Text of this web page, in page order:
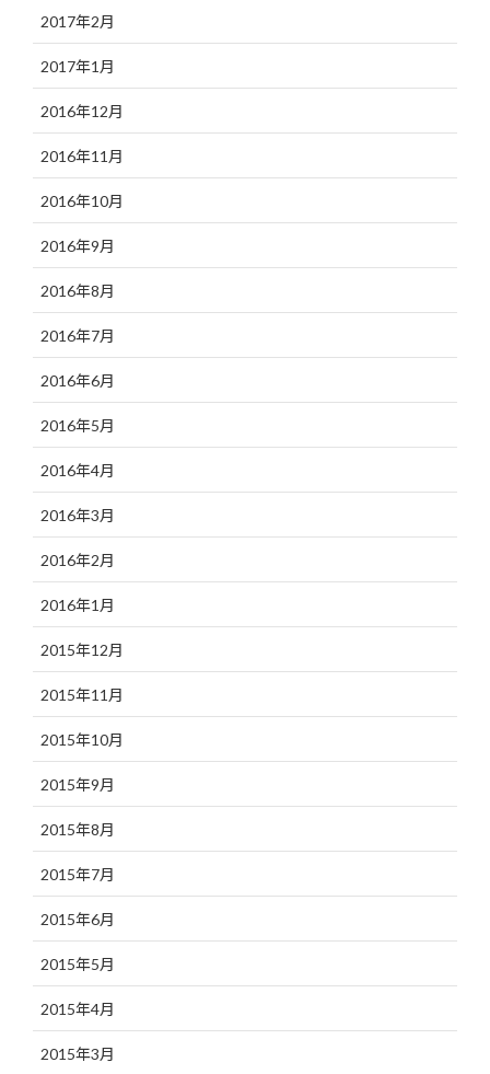
2017年2月
2017年1月
2016年12月
2016年11月
2016年10月
2016年9月
2016年8月
2016年7月
2016年6月
2016年5月
2016年4月
2016年3月
2016年2月
2016年1月
2015年12月
2015年11月
2015年10月
2015年9月
2015年8月
2015年7月
2015年6月
2015年5月
2015年4月
2015年3月